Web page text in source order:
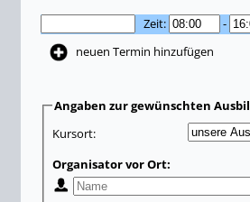
Zeit:
-
neuen Termin hinzufügen
Angaben zur gewünschten
Kursort:
Organisator vor Ort: